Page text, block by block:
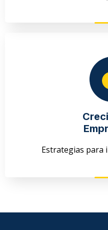
Estrategias para